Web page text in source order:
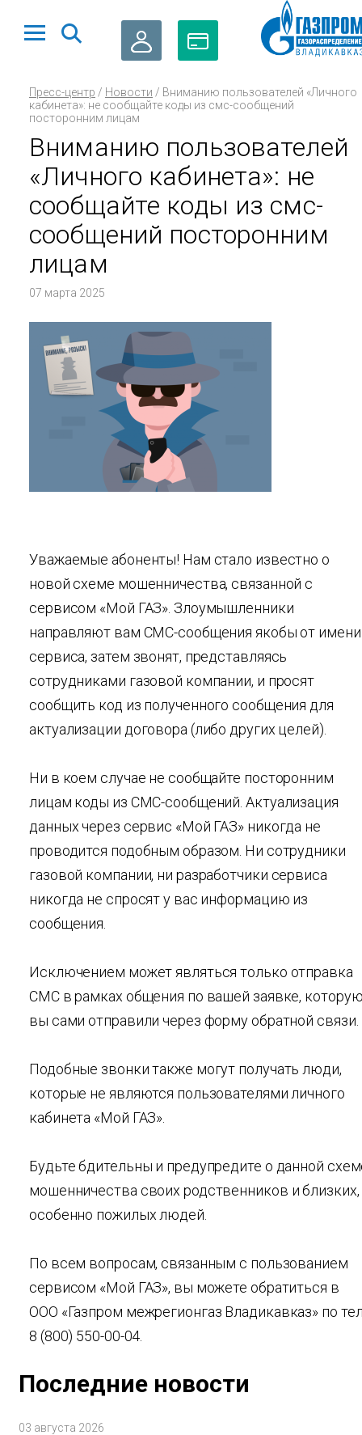
Пресс-центр / Новости / Вниманию пользователей «Личного
кабинета»: не сообщайте коды из смс-сообщений
посторонним лицам
Вниманию пользователей
«Личного кабинета»: не
сообщайте коды из смс-
сообщений посторонним
лицам
07 марта 2025
Уважаемые абоненты! Нам стало известно о
новой схеме мошенничества, связанной с
сервисом «Мой ГАЗ». Злоумышленники
направляют вам СМС-сообщения якобы от имени
сервиса, затем звонят, представляясь
сотрудниками газовой компании, и просят
сообщить код из полученного сообщения для
актуализации договора (либо других целей).
Ни в коем случае не сообщайте посторонним
лицам коды из СМС-сообщений. Актуализация
данных через сервис «Мой ГАЗ» никогда не
проводится подобным образом. Ни сотрудники
газовой компании, ни разработчики сервиса
никогда не спросят у вас информацию из
сообщения.
Исключением может являться только отправка
СМС в рамках общения по вашей заявке,
вы сами отправили через форму обратной связи.
Подобные звонки также могут получать люди,
которые не являются пользователями личного
кабинета «Мой ГАЗ».
Будьте бдительны и предупредите о данной
мошенничества своих родственников и близких,
особенно пожилых людей.
По всем вопросам, связанным с пользованием
сервисом «Мой ГАЗ», вы можете обратиться в
ООО «Газпром межрегионгаз Владикавказ» по
8 (800) 550-00-04.
Последние новости
03 августа 2026